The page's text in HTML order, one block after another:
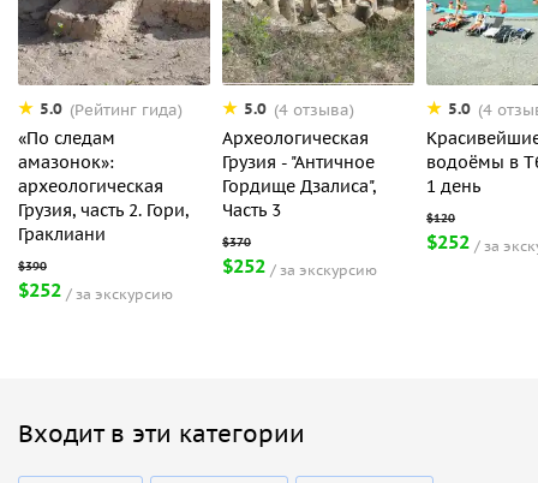
5.0 (Рейтинг гида)
«По следам
амазонок»:
археологическая
Грузия, часть 2. Гори,
Граклиани
$252 за экскурсию
5.0 (4 отзыва)
Археологическая
Грузия - "Античное
Гордище Дзалиса",
Часть 3
$252 за экскурсию
5.0 (4
водоёмы в
1 день
$252 за
Входит в эти категории